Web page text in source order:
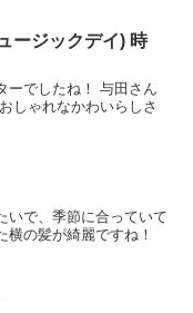
ージックデイ) 時
ーでしたね！ 与田さん
しゃれなかわいらしさ
いで、季節に合っていて
横の髪が綺麗ですね！